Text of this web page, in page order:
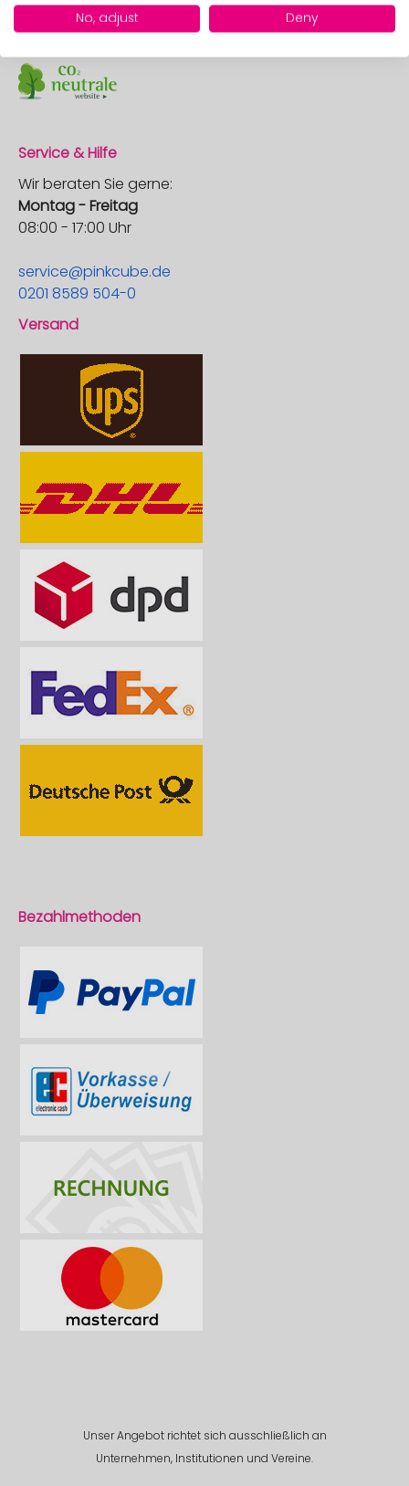
Newsletter Anmeldung
Service & Hilfe
Wir beraten Sie gerne:
Montag - Freitag
08:00 - 17:00 Uhr
service@pinkcube.de
0201 8589 504-0
Versand
Bezahlmethoden
Unser Angebot richtet sich ausschließlich an
Unternehmen, Institutionen und Vereine.
No, adjust
Deny